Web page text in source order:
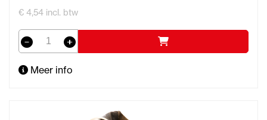
€ 4,54 incl. btw
Meer info